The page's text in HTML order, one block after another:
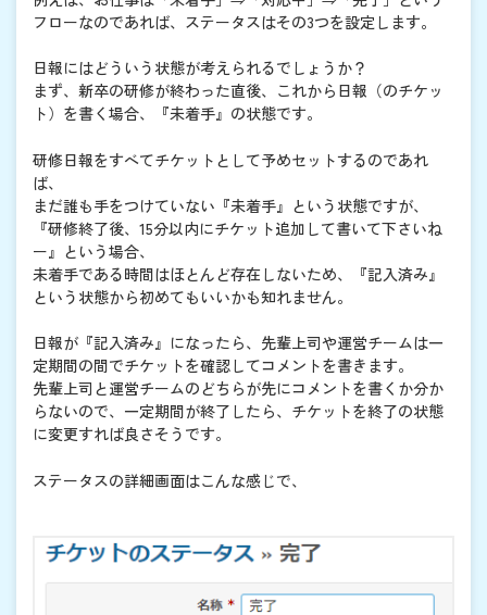
フローなのであれば、ステータスはその3つを設定します。
日報にはどういう状態が考えられるでしょうか？
まず、新卒の研修が終わった直後、これから日報（のチケッ
ト）を書く場合、『未着手』の状態です。
研修日報をすべてチケットとして予めセットするのであれ
ば、
まだ誰も手をつけていない『未着手』という状態ですが、
『研修終了後、15分以内にチケット追加して書いて下さいね
ー』という場合、
未着手である時間はほとんど存在しないため、『記入済み』
という状態から初めてもいいかも知れません。
日報が『記入済み』になったら、先輩上司や運営チームは一
定期間の間でチケットを確認してコメントを書きます。
先輩上司と運営チームのどちらが先にコメントを書くか分か
らないので、一定期間が終了したら、チケットを終了の状態
に変更すれば良さそうです。
ステータスの詳細画面はこんな感じで、